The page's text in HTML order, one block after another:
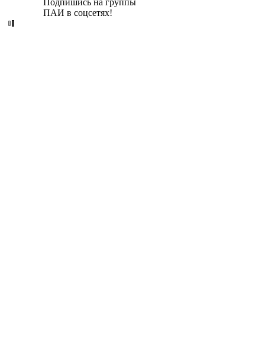
Подпишись на группы
ПАИ в соцсетях!